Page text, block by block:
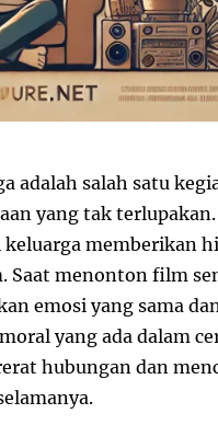
adalah salah satu
yang tak terlupakan.
memberikan
Saat menonton film
emosi yang sama
yang ada dalam
hubungan dan